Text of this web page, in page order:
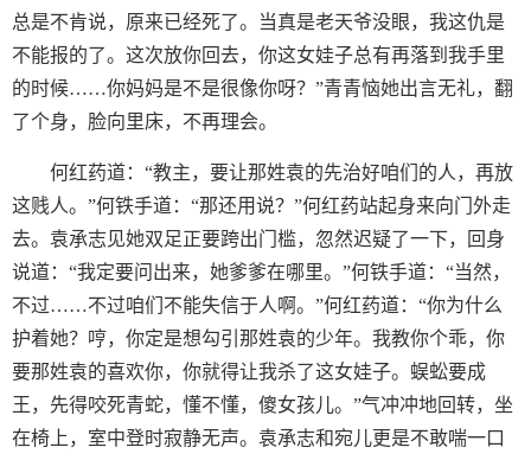
总是不肯说，原来已经死了。当真是老天爷没眼，我这仇是
不能报的了。这次放你回去，你这女娃子总有再落到我手里
的时候……你妈妈是不是很像你呀？”青青恼她出言无礼，翻
了个身，脸向里床，不再理会。
何红药道：“教主，要让那姓袁的先治好咱们的人，再放
这贱人。”何铁手道：“那还用说？”何红药站起身来向门外走
去。袁承志见她双足正要跨出门槛，忽然迟疑了一下，回身
说道：“我定要问出来，她爹爹在哪里。”何铁手道：“当然，
不过……不过咱们不能失信于人啊。”何红药道：“你为什么
护着她？哼，你定是想勾引那姓袁的少年。我教你个乖，你
要那姓袁的喜欢你，你就得让我杀了这女娃子。蜈蚣要成
王，先得咬死青蛇，懂不懂，傻女孩儿。”气冲冲地回转，坐
在椅上，室中登时寂静无声。袁承志和宛儿更是不敢喘一口